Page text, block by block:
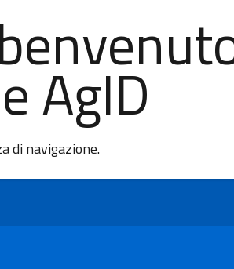
AgID
di navigazione.